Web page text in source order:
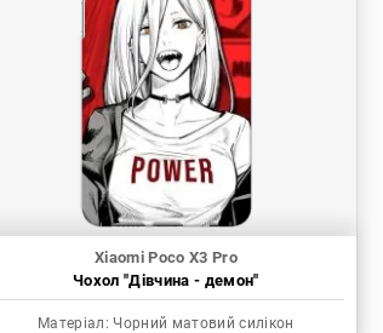
Xiaomi Poco X3 Pro
Чохол "Дівчина - демон"
Матеріал: Чорний матовий силікон